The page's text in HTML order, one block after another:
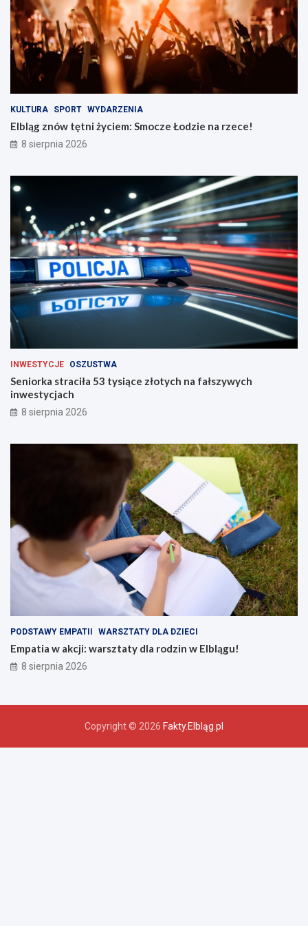
o
ż
n
o
i
n
d
r
a
c
n
a
r
z
e
e
!
KULTURA SPORT WYDARZENIA
Elbląg znów tętni życiem: Smocze Łodzie na rzece!
8 sierpnia 2026
INWESTYCJE OSZUSTWA
Seniorka straciła 53 tysiące złotych na fałszywych
inwestycjach
8 sierpnia 2026
PODSTAWY EMPATII WARSZTATY DLA DZIECI
Empatia w akcji: warsztaty dla rodzin w Elblągu!
8 sierpnia 2026
Copyright © 2026 Fakty.Elbląg.pl